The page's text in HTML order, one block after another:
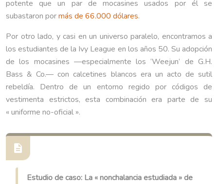
potente que un par de mocasines usados por él se
subastaron pormás de 66.000 dólares.
Por otro lado, y casi en un universo paralelo, encontramos a
los estudiantes de la Ivy League en los años 50. Su adopción
de los mocasines —especialmente los ‘Weejun’ de G.H.
Bass & Co.— con calcetines blancos era un acto de sutil
rebeldía. Dentro de un entorno regido por códigos de
vestimenta estrictos, esta combinación era parte de su
« uniforme no-oficial ».
Estudio de caso: La « nonchalancia estudiada » de